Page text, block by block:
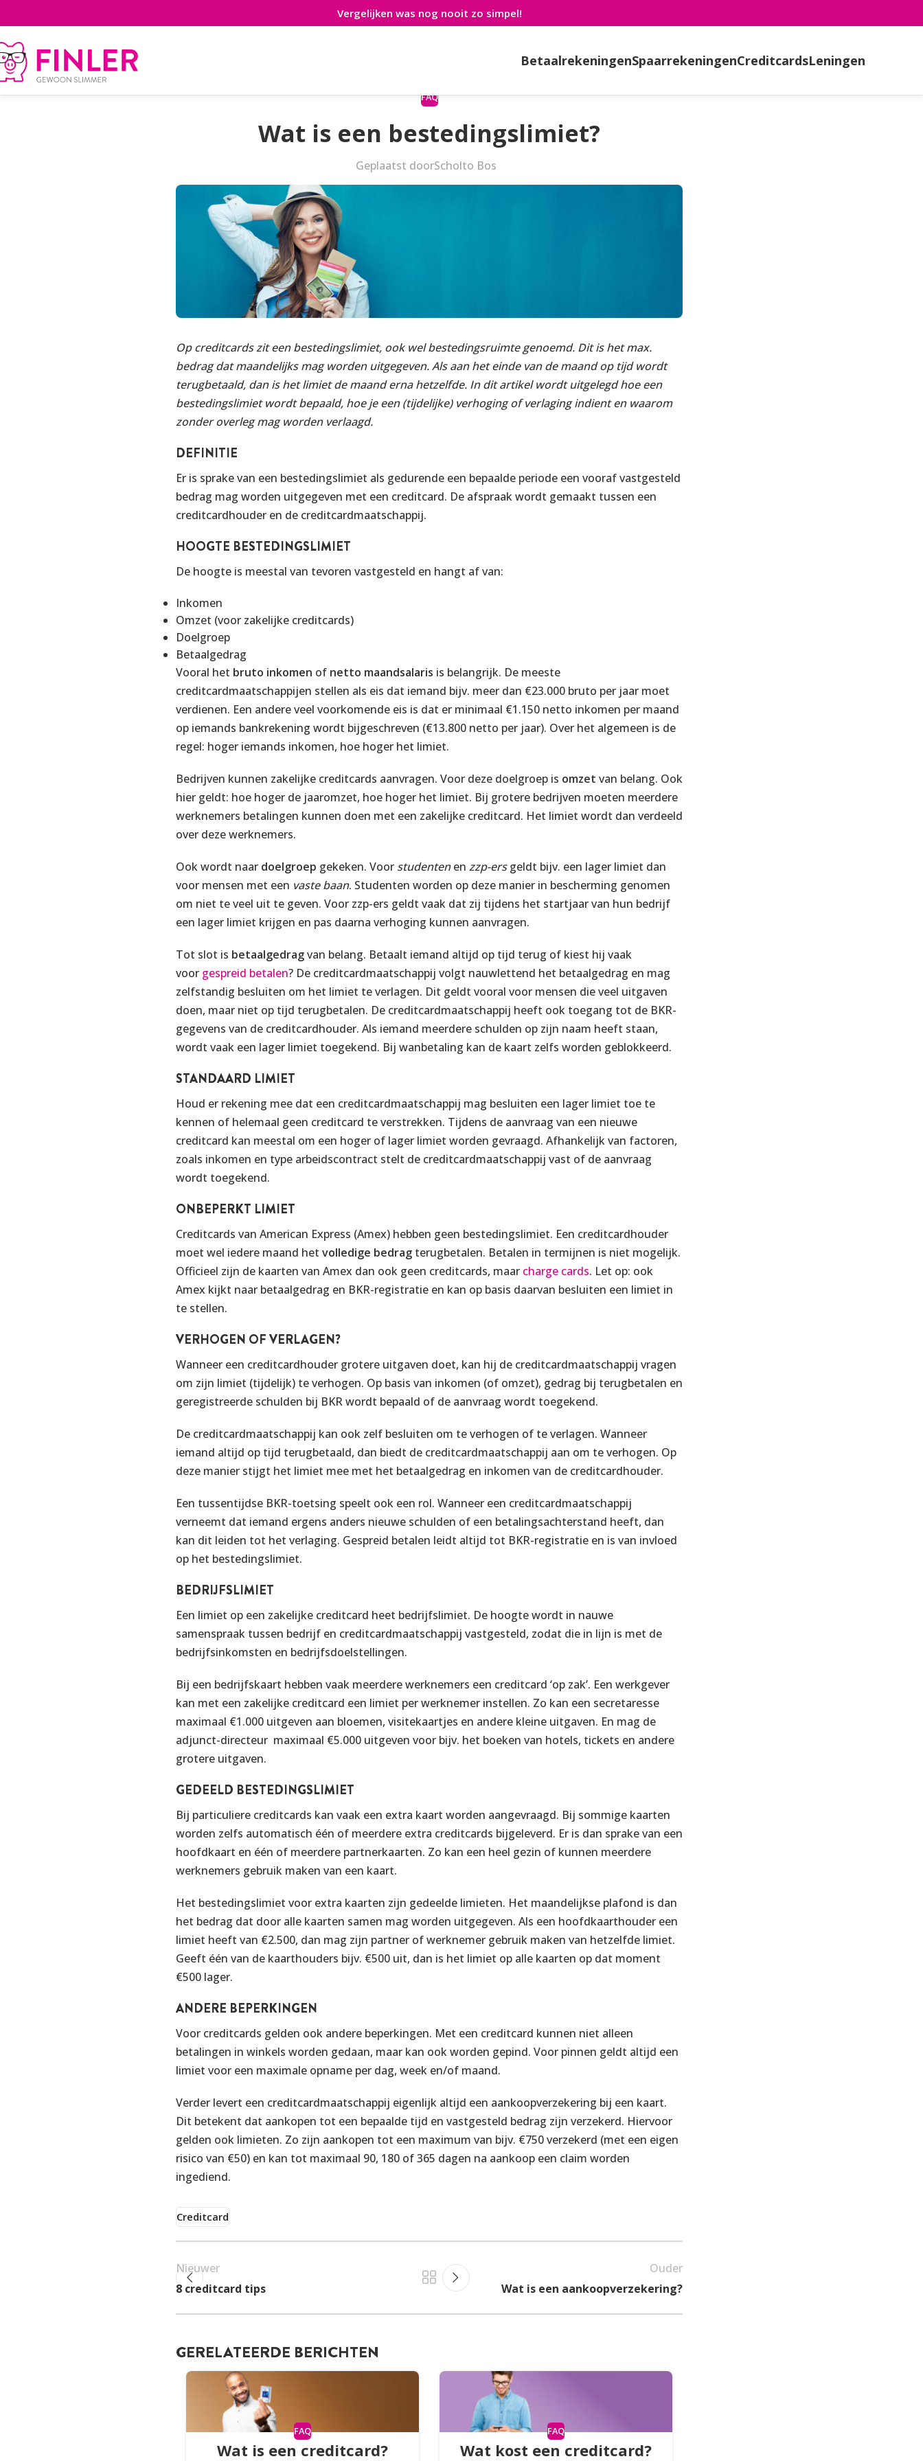
Vergelijken was nog nooit zo simpel!
BetaalrekeningenSpaarrekeningenCreditcardsLeningen
FAQ
Wat is een bestedingslimiet?
Geplaatst doorScholto Bos
Op creditcards zit een bestedingslimiet, ook wel bestedingsruimte genoemd. Dit is het max.
bedrag dat maandelijks mag worden uitgegeven. Als aan het einde van de maand op tijd wordt
terugbetaald, dan is het limiet de maand erna hetzelfde. In dit artikel wordt uitgelegd hoe een
bestedingslimiet wordt bepaald, hoe je een (tijdelijke) verhoging of verlaging indient en waarom
zonder overleg mag worden verlaagd.
DEFINITIE
Er is sprake van een bestedingslimiet als gedurende een bepaalde periode een vooraf vastgesteld
bedrag mag worden uitgegeven met een creditcard. De afspraak wordt gemaakt tussen een
creditcardhouder en de creditcardmaatschappij.
HOOGTE BESTEDINGSLIMIET
De hoogte is meestal van tevoren vastgesteld en hangt af van:
Inkomen
Omzet (voor zakelijke creditcards)
Doelgroep
Betaalgedrag
Vooral het bruto inkomen of netto maandsalaris is belangrijk. De meeste
creditcardmaatschappijen stellen als eis dat iemand bijv. meer dan €23.000 bruto per jaar moet
verdienen. Een andere veel voorkomende eis is dat er minimaal €1.150 netto inkomen per maand
op iemands bankrekening wordt bijgeschreven (€13.800 netto per jaar). Over het algemeen is de
regel: hoger iemands inkomen, hoe hoger het limiet.
Bedrijven kunnen zakelijke creditcards aanvragen. Voor deze doelgroep is omzet van belang. Ook
hier geldt: hoe hoger de jaaromzet, hoe hoger het limiet. Bij grotere bedrijven moeten meerdere
werknemers betalingen kunnen doen met een zakelijke creditcard. Het limiet wordt dan verdeeld
over deze werknemers.
Ook wordt naar doelgroep gekeken. Voor studentenen zzp-ersgeldt bijv. een lager limiet dan
voor mensen met een vaste baan. Studenten worden op deze manier in bescherming genomen
om niet te veel uit te geven. Voor zzp-ers geldt vaak dat zij tijdens het startjaar van hun bedrijf
een lager limiet krijgen en pas daarna verhoging kunnen aanvragen.
Tot slot is betaalgedragvan belang. Betaalt iemand altijd op tijd terug of kiest hij vaak
voor gespreid betalen? De creditcardmaatschappij volgt nauwlettend het betaalgedrag en mag
zelfstandig besluiten om het limiet te verlagen. Dit geldt vooral voor mensen die veel uitgaven
doen, maar niet op tijd terugbetalen. De creditcardmaatschappij heeft ook toegang tot de BKR-
gegevens van de creditcardhouder. Als iemand meerdere schulden op zijn naam heeft staan,
wordt vaak een lager limiet toegekend. Bij wanbetaling kan de kaart zelfs worden geblokkeerd.
STANDAARD LIMIET
Houd er rekening mee dat een creditcardmaatschappij mag besluiten een lager limiet toe te
kennen of helemaal geen creditcard te verstrekken. Tijdens de aanvraag van een nieuwe
creditcard kan meestal om een hoger of lager limiet worden gevraagd. Afhankelijk van factoren,
zoals inkomen en type arbeidscontract stelt de creditcardmaatschappij vast of de aanvraag
wordt toegekend.
ONBEPERKT LIMIET
Creditcards van American Express (Amex) hebben geen bestedingslimiet. Een creditcardhouder
moet wel iedere maand het volledige bedrag terugbetalen. Betalen in termijnen is niet mogelijk.
Officieel zijn de kaarten van Amex dan ook geen creditcards, maar charge cards. Let op: ook
Amex kijkt naar betaalgedrag en BKR-registratie en kan op basis daarvan besluiten een limiet in
te stellen.
VERHOGEN OF VERLAGEN?
Wanneer een creditcardhouder grotere uitgaven doet, kan hij de creditcardmaatschappij vragen
om zijn limiet (tijdelijk) te verhogen. Op basis van inkomen (of omzet), gedrag bij terugbetalen en
geregistreerde schulden bij BKR wordt bepaald of de aanvraag wordt toegekend.
De creditcardmaatschappij kan ook zelf besluiten om te verhogen of te verlagen. Wanneer
iemand altijd op tijd terugbetaald, dan biedt de creditcardmaatschappij aan om te verhogen. Op
deze manier stijgt het limiet mee met het betaalgedrag en inkomen van de creditcardhouder.
Een tussentijdse BKR-toetsing speelt ook een rol. Wanneer een creditcardmaatschappij
verneemt dat iemand ergens anders nieuwe schulden of een betalingsachterstand heeft, dan
kan dit leiden tot het verlaging. Gespreid betalen leidt altijd tot BKR-registratie en is van invloed
op het bestedingslimiet.
BEDRIJFSLIMIET
Een limiet op een zakelijke creditcard heet bedrijfslimiet. De hoogte wordt in nauwe
samenspraak tussen bedrijf en creditcardmaatschappij vastgesteld, zodat die in lijn is met de
bedrijfsinkomsten en bedrijfsdoelstellingen.
Bij een bedrijfskaart hebben vaak meerdere werknemers een creditcard ‘op zak’. Een werkgever
kan met een zakelijke creditcard een limiet per werknemer instellen. Zo kan een secretaresse
maximaal €1.000 uitgeven aan bloemen, visitekaartjes en andere kleine uitgaven. En mag de
adjunct-directeur maximaal €5.000 uitgeven voor bijv. het boeken van hotels, tickets en andere
grotere uitgaven.
GEDEELD BESTEDINGSLIMIET
Bij particuliere creditcards kan vaak een extra kaart worden aangevraagd. Bij sommige kaarten
worden zelfs automatisch één of meerdere extra creditcards bijgeleverd. Er is dan sprake van een
hoofdkaart en één of meerdere partnerkaarten. Zo kan een heel gezin of kunnen meerdere
werknemers gebruik maken van een kaart.
Het bestedingslimiet voor extra kaarten zijn gedeelde limieten. Het maandelijkse plafond is dan
het bedrag dat door alle kaarten samen mag worden uitgegeven. Als een hoofdkaarthouder een
limiet heeft van €2.500, dan mag zijn partner of werknemer gebruik maken van hetzelfde limiet.
Geeft één van de kaarthouders bijv. €500 uit, dan is het limiet op alle kaarten op dat moment
€500 lager.
ANDERE BEPERKINGEN
Voor creditcards gelden ook andere beperkingen. Met een creditcard kunnen niet alleen
betalingen in winkels worden gedaan, maar kan ook worden gepind. Voor pinnen geldt altijd een
limiet voor een maximale opname per dag, week en/of maand.
Verder levert een creditcardmaatschappij eigenlijk altijd een aankoopverzekering bij een kaart.
Dit betekent dat aankopen tot een bepaalde tijd en vastgesteld bedrag zijn verzekerd. Hiervoor
gelden ook limieten. Zo zijn aankopen tot een maximum van bijv. €750 verzekerd (met een eigen
risico van €50) en kan tot maximaal 90, 180 of 365 dagen na aankoop een claim worden
ingediend.
Creditcard
Nieuwer
8 creditcard tips
Ouder
Wat is een aankoopverzekering?
GERELATEERDE BERICHTEN
FAQ
Wat is een creditcard?
FAQ
Wat kost een creditcard?